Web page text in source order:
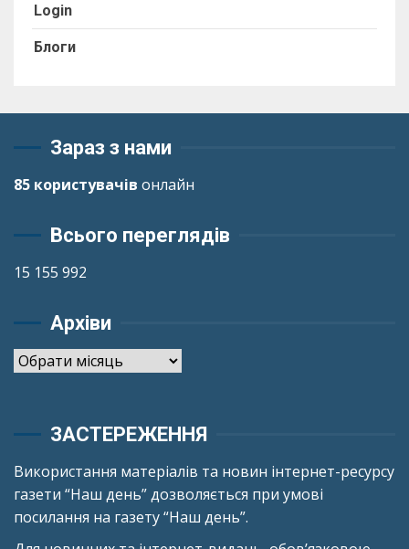
Login
Блоги
Зараз з нами
85 користувачів онлайн
Всього переглядів
15 155 992
Архіви
Архіви
ЗАСТЕРЕЖЕННЯ
Використання матеріалів та новин інтернет-ресурсу
газети “Наш день” дозволяється при умові
посилання на газету “Наш день”.